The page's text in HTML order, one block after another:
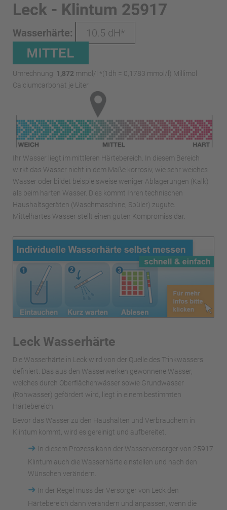
Leck - Klintum 25917
Wasserhärte: 10.5 dH*
Umrechnung: 1,872 mmol/l *(1dh = 0,1783 mmol/l) Millimol
Calciumcarbonat je Liter
Ihr Wasser liegt im mittleren Härtebereich. In diesem Bereich
wirkt das Wasser nicht in dem Maße korrosiv, wie sehr weiches
Wasser oder bildet beispielsweise weniger Ablagerungen (Kalk)
als beim harten Wasser. Dies kommt Ihren technischen
Haushaltsgeräten (Waschmaschine, Spüler) zugute.
Mittelhartes Wasser stellt einen guten Kompromiss dar.
Leck Wasserhärte
Die Wasserhärte in Leck wird von der Quelle des Trinkwassers
definiert. Das aus den Wasserwerken gewonnene Wasser,
welches durch Oberflächenwässer sowie Grundwasser
(Rohwasser) gefördert wird, liegt in einem bestimmten
Härtebereich.
Bevor das Wasser zu den Haushalten und Verbrauchern in
Klintum kommt, wird es gereinigt und aufbereitet.
➜
In diesem Prozess kann der Wasserversorger von 25917
Klintum auch die Wasserhärte einstellen und nach den
Wünschen verändern.
➜
In der Regel muss der Versorger von Leck den
Härtebereich dann verändern und anpassen, wenn die